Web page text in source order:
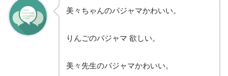
美々ちゃんのパジャマかわいい。
りんごのパジャマ 欲しい。
美々先生のパジャマかわいい。